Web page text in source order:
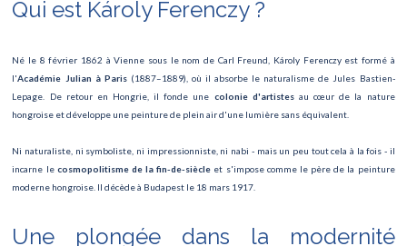
IMCAS World Congress
Journée de la Cicatrisation
La passion des femmes
FESTIVAL GASTRONOMIQUE INTERNATIONAL
Biographie Symphonique
Qui est Károly Ferenczy ?
Né le 8 février 1862 à Vienne sous le nom de Carl Freund, Károly Ferenczy est formé à
l'Académie Julian à Paris(1887–1889), où il absorbe le naturalisme de Jules Bastien-
Lepage. De retour en Hongrie, il fonde une colonie d'artistesau cœur de la nature
hongroise et développe une peinture de plein air d'une lumière sans équivalent.
Ni naturaliste, ni symboliste, ni impressionniste, ni nabi - mais un peu tout cela à la fois - il
incarne le cosmopolitisme de la fin-de-siècle et s'impose comme le père de la peinture
moderne hongroise. Il décède à Budapest le 18 mars 1917.
Une plongée dans la modernité